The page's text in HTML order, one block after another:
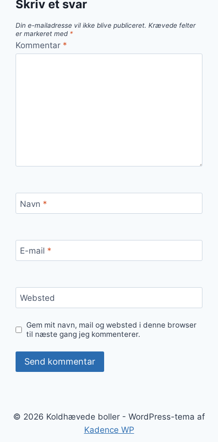
Skriv et svar
Din e-mailadresse vil ikke blive publiceret. Krævede felter
er markeret med *
Kommentar *
Navn *
E-mail *
Websted
Gem mit navn, mail og websted i denne browser
til næste gang jeg kommenterer.
© 2026 Koldhævede boller - WordPress-tema af
Kadence WP